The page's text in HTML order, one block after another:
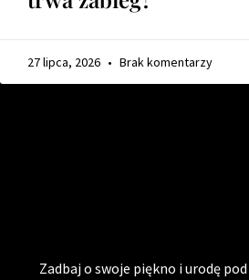
27 lipca, 2026 Brak komentarzy
Zadbaj o swoje piękno i urodę